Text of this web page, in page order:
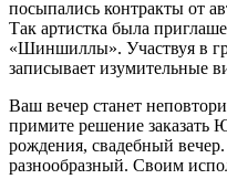
посыпались контракты от
Так артистка была
«Шиншиллы». Участвуя в
записывает изумительные
Ваш вечер станет
примите решение заказать
рождения, свадебный
разнообразный. Своим